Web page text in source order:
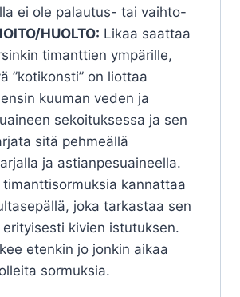
ei ole palautus- tai vaihto-
HUOLTO: Likaa saattaa
timanttien ympärille,
”kotikonsti” on liottaa
kuuman veden ja
sekoituksessa ja sen
sitä pehmeällä
ja astianpesuaineella.
kannattaa
joka tarkastaa sen
erityisesti kivien istutuksen.
etenkin jo jonkin aikaa
sormuksia.